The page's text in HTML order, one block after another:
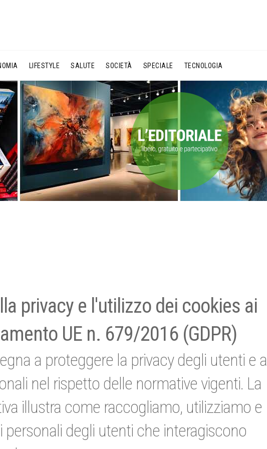
LIFESTYLE SALUTE SOCIETÀ SPECIALE TECNOLOGIA
privacy e l'utilizzo dei cookies ai
UE n. 679/2016 (GDPR)
a proteggere la privacy degli utenti e a
nel rispetto delle normative vigenti. La
illustra come raccogliamo, utilizziamo e
degli utenti che interagiscono